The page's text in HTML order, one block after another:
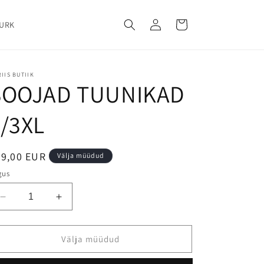
Logi
sisse
Käru
BUTIIK
TUUNIKAD
3XL
EUR Välja müüdud
Välja müüdud